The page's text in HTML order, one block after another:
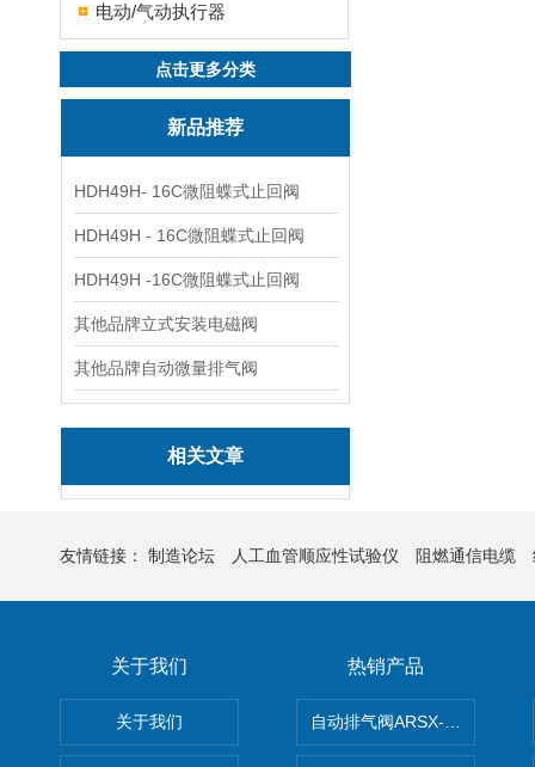
电动/气动执行器
点击更多分类
新品推荐
HDH49H- 16C微阻蝶式止回阀
HDH49H - 16C微阻蝶式止回阀
HDH49H -16C微阻蝶式止回阀
其他品牌立式安装电磁阀
其他品牌自动微量排气阀
相关文章
友情链接： 制造论坛 人工血管顺应性试验仪 阻燃通信电缆
关于我们
关于我们
热销产品
自动排气阀ARSX-0015/